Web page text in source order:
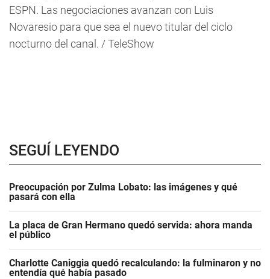
ESPN. Las negociaciones avanzan con Luis
Novaresio para que sea el nuevo titular del ciclo
nocturno del canal. / TeleShow
SEGUÍ LEYENDO
Preocupación por Zulma Lobato: las imágenes y qué
pasará con ella
La placa de Gran Hermano quedó servida: ahora manda
el público
Charlotte Caniggia quedó recalculando: la fulminaron y no
entendía qué había pasado